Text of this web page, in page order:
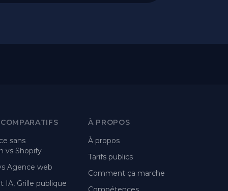
sans
vs Shopify
Agence web
IA, Grille publique
À PROPOS
À propos
Tarifs publics
Comment ça marche